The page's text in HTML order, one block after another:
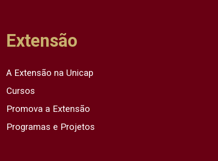
Extensão
A Extensão na Unicap
Cursos
Promova a Extensão
Programas e Projetos